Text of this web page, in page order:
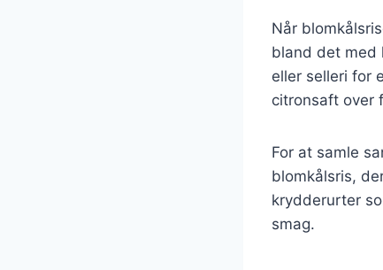
Når
bland det med
eller selleri for
citronsaft over
For at samle
blomkålsris,
krydderurter
smag.